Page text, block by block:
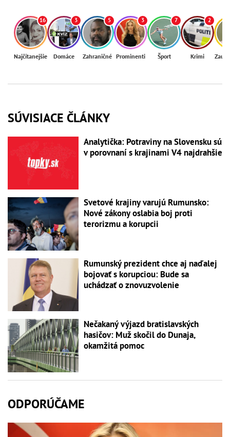
16
Najčítanejšie
3
Domáce
5
Zahraničné
3
Prominenti
7
Šport
2
Krimi
SÚVISIACE ČLÁNKY
Analytička: Potraviny na Slovensku sú
v porovnaní s krajinami V4 najdrahšie
Svetové krajiny varujú Rumunsko:
Nové zákony oslabia boj proti
terorizmu a korupcii
Rumunský prezident chce aj naďalej
bojovať s korupciou: Bude sa
uchádzať o znovuzvolenie
Nečakaný výjazd bratislavských
hasičov: Muž skočil do Dunaja,
okamžitá pomoc
ODPORÚČAME